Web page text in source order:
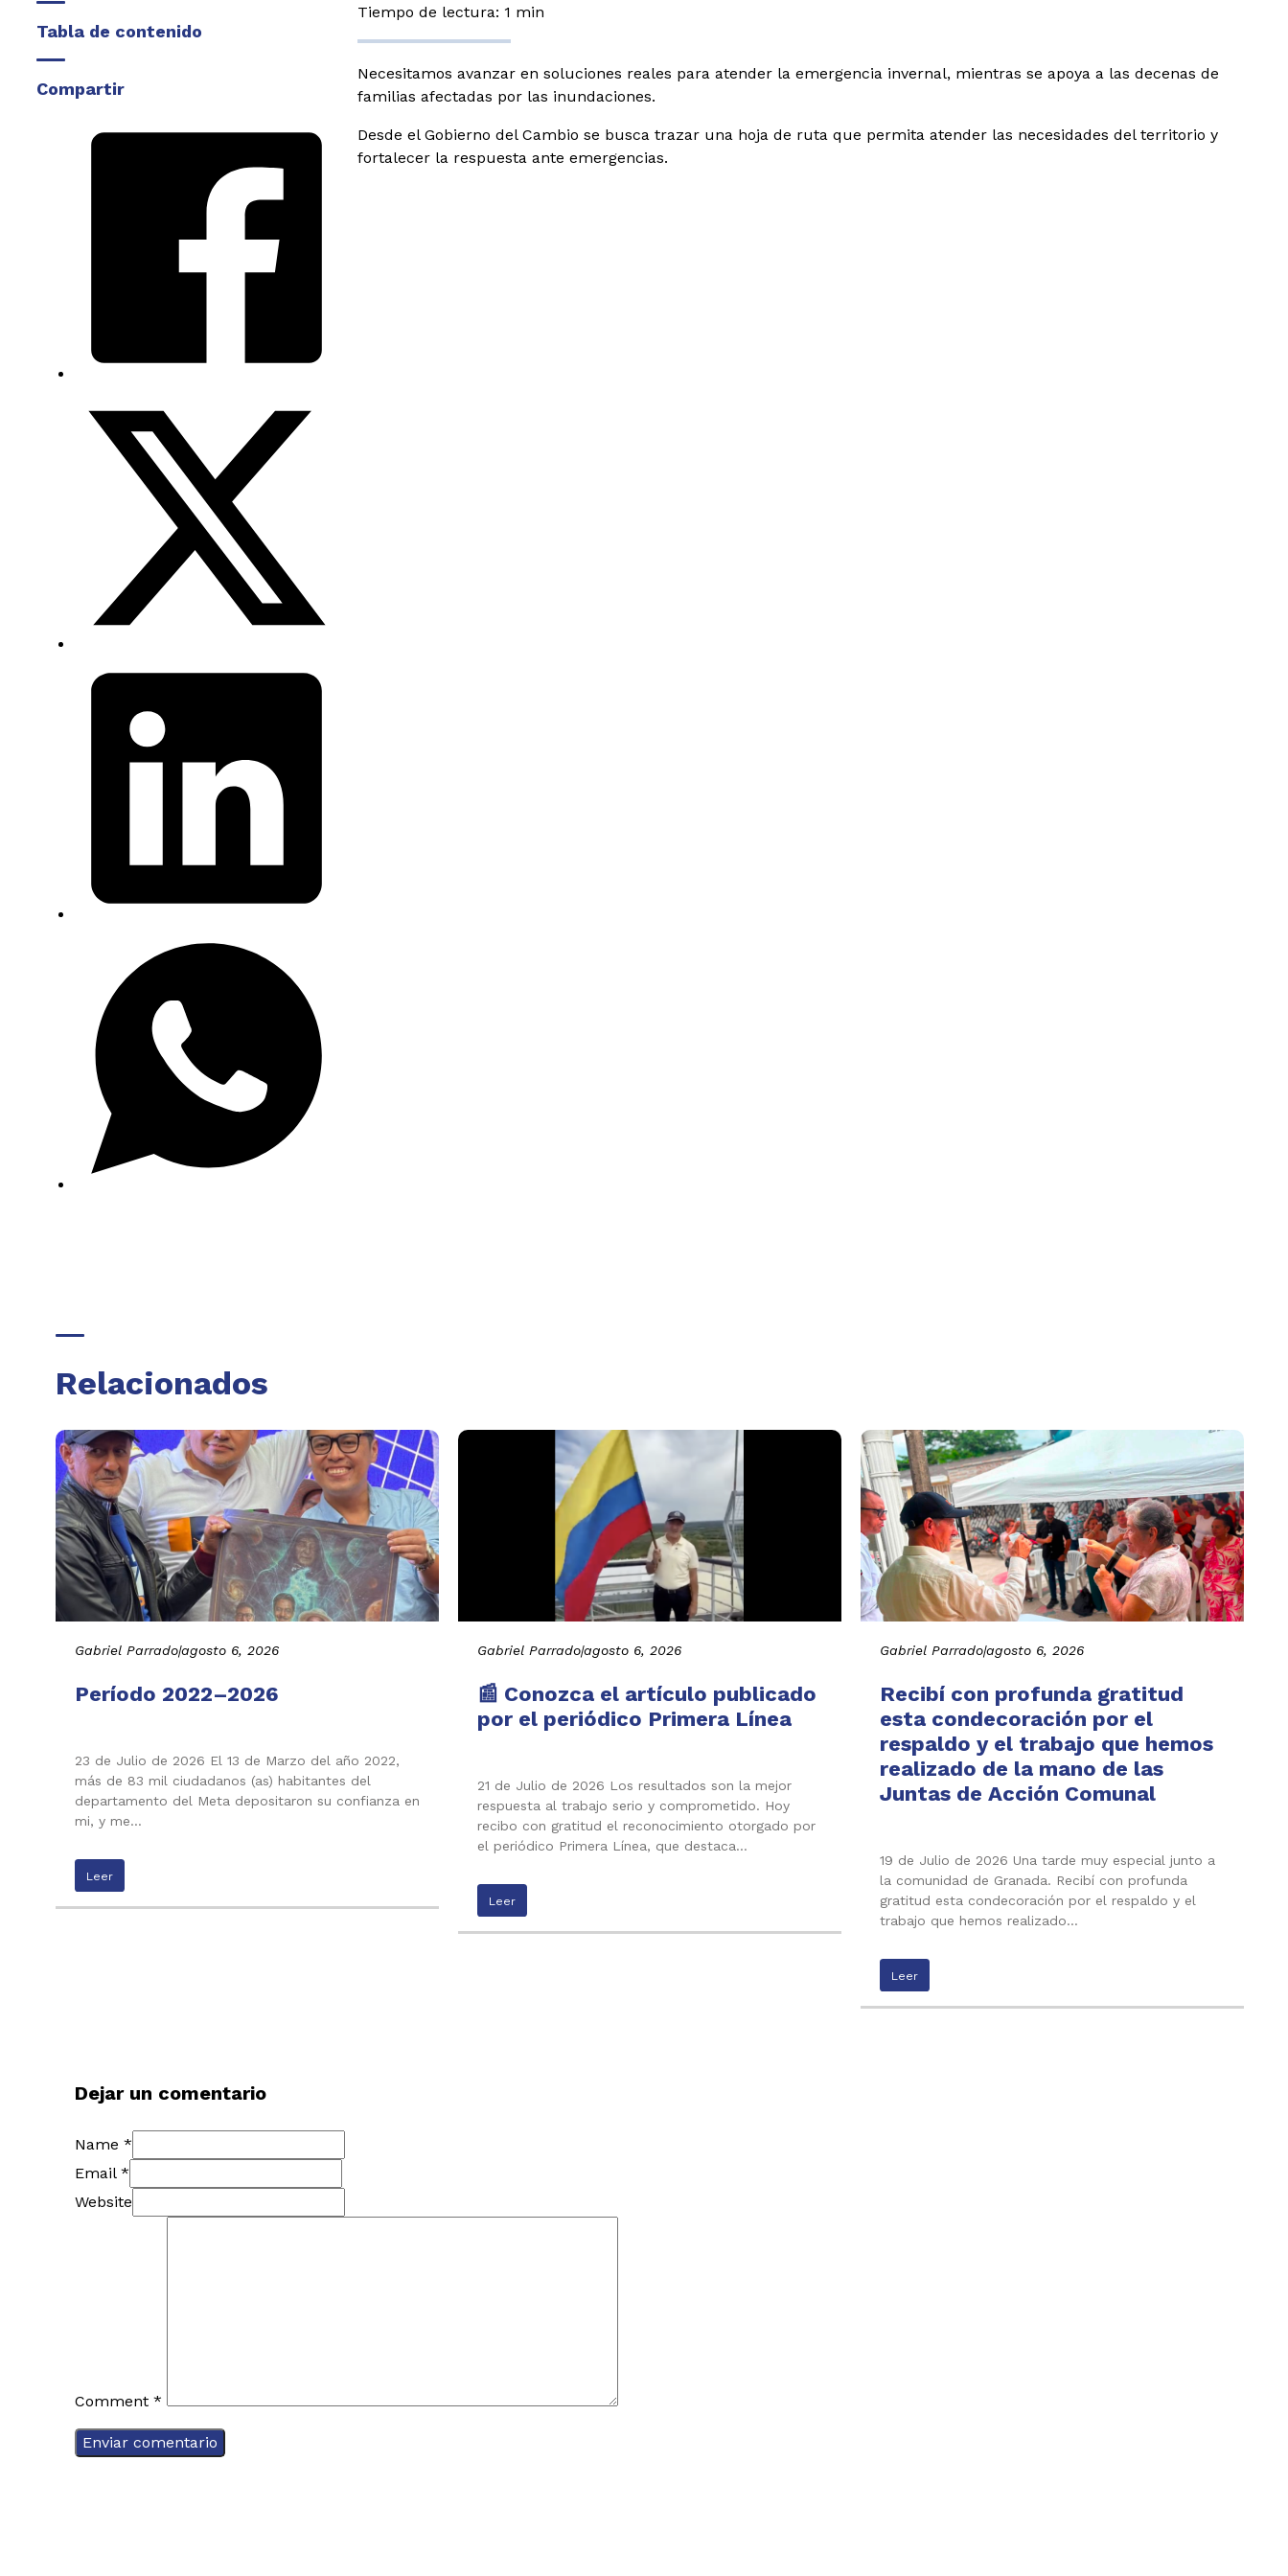
Tabla de contenido
Compartir
Tiempo de lectura: 1 min
Necesitamos avanzar en soluciones reales para atender la emergencia invernal, mientras se apoya a las decenas de
familias afectadas por las inundaciones.
Desde el Gobierno del Cambio se busca trazar una hoja de ruta que permita atender las necesidades del territorio y
fortalecer la respuesta ante emergencias.
Relacionados
Gabriel Parrado|agosto 6, 2026
Período 2022–2026
23 de Julio de 2026 El 13 de Marzo del año 2022,
más de 83 mil ciudadanos (as) habitantes del
departamento del Meta depositaron su confianza en
mi, y me…
Leer
Gabriel Parrado|agosto 6, 2026
📰 Conozca el artículo publicado
por el periódico Primera Línea
21 de Julio de 2026 Los resultados son la mejor
respuesta al trabajo serio y comprometido. Hoy
recibo con gratitud el reconocimiento otorgado por
el periódico Primera Línea, que destaca…
Leer
Gabriel Parrado|agosto 6, 2026
Recibí con profunda gratitud
esta condecoración por el
respaldo y el trabajo que hemos
realizado de la mano de las
Juntas de Acción Comunal
19 de Julio de 2026 Una tarde muy especial junto a
la comunidad de Granada. Recibí con profunda
gratitud esta condecoración por el respaldo y el
trabajo que hemos realizado…
Leer
Dejar un comentario
Name *
Email *
Website
Comment *